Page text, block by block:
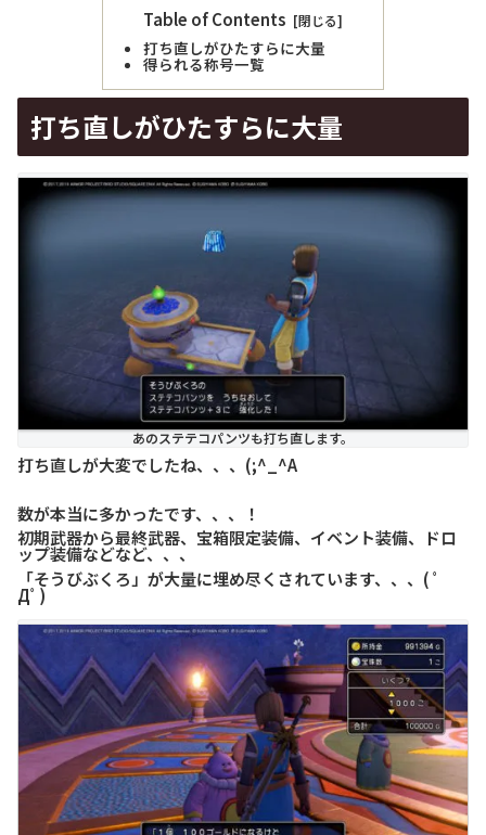
Table of Contents
打ち直しがひたすらに大量
得られる称号一覧
打ち直しがひたすらに大量
あのステテコパンツも打ち直します。
打ち直しが大変でしたね、、、(;^_^A
数が本当に多かったです、、、！
初期武器から最終武器、宝箱限定装備、イベント装備、ドロ
ップ装備などなど、、、
「そうびぶくろ」が大量に埋め尽くされています、、、( ﾟ
Дﾟ)